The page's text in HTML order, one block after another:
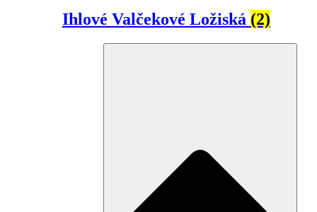
Ihlové Valčekové Ložiská (2)